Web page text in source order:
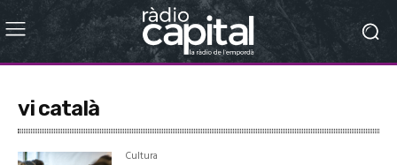
vi català
Cultura